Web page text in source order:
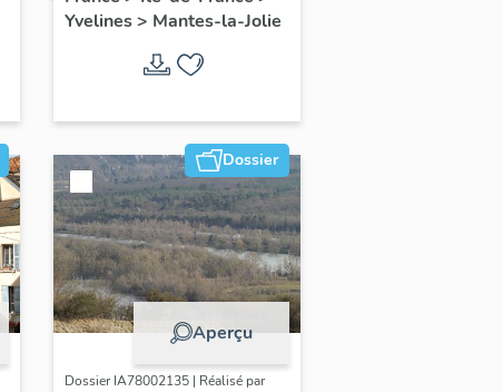
Yvelines> Mantes-la-Jolie
Dossier
Aperçu
Dossier IA78002135 | Réalisé par